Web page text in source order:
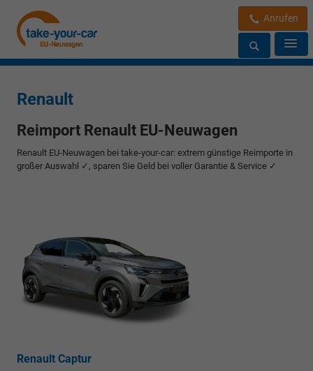
Anrufen
Renault
Reimport Renault EU-Neuwagen
Renault EU-Neuwagen bei take-your-car: extrem günstige Reimporte in
großer Auswahl ✓, sparen Sie Geld bei voller Garantie & Service ✓
Renault Captur